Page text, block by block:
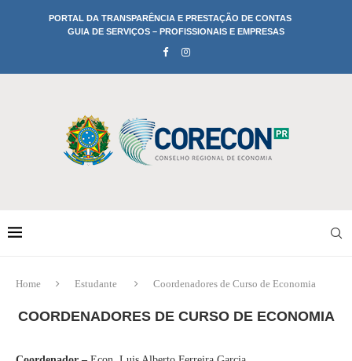
PORTAL DA TRANSPARÊNCIA E PRESTAÇÃO DE CONTAS
GUIA DE SERVIÇOS – PROFISSIONAIS E EMPRESAS
Home Estudante Coordenadores de Curso de Economia
COORDENADORES DE CURSO DE ECONOMIA